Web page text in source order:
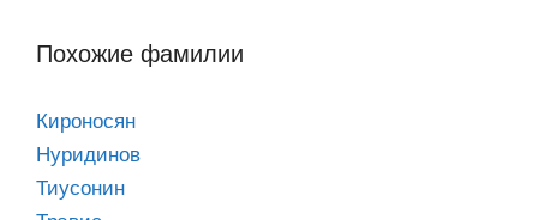
Похожие фамилии
Кироносян
Нуридинов
Тиусонин